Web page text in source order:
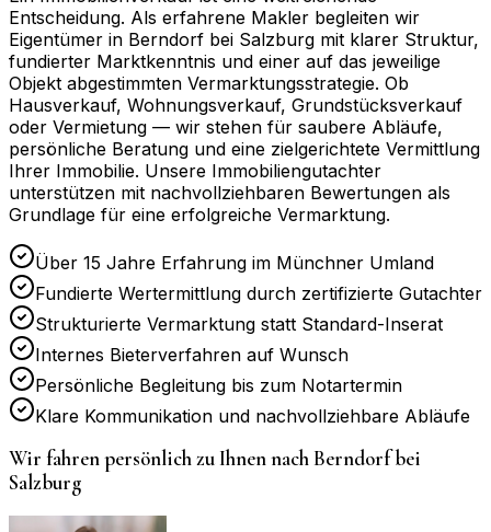
Entscheidung. Als erfahrene Makler begleiten wir
Eigentümer in Berndorf bei Salzburg mit klarer Struktur,
fundierter Marktkenntnis und einer auf das jeweilige
Objekt abgestimmten Vermarktungsstrategie. Ob
Hausverkauf, Wohnungsverkauf, Grundstücksverkauf
oder Vermietung — wir stehen für saubere Abläufe,
persönliche Beratung und eine zielgerichtete Vermittlung
Ihrer Immobilie. Unsere Immobiliengutachter
unterstützen mit nachvollziehbaren Bewertungen als
Grundlage für eine erfolgreiche Vermarktung.
Über 15 Jahre Erfahrung im Münchner Umland
Fundierte Wertermittlung durch zertifizierte Gutachter
Strukturierte Vermarktung statt Standard-Inserat
Internes Bieterverfahren auf Wunsch
Persönliche Begleitung bis zum Notartermin
Klare Kommunikation und nachvollziehbare Abläufe
Wir fahren persönlich zu Ihnen nachBerndorf bei
Salzburg